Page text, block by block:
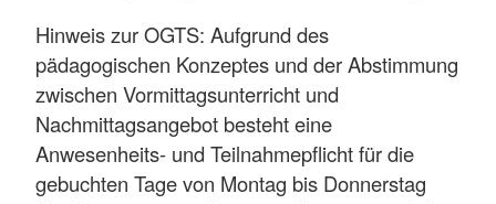
Hinweis zur OGTS: Aufgrund des
pädagogischen Konzeptes und der Abstimmung
zwischen Vormittagsunterricht und
Nachmittagsangebot besteht eine
Anwesenheits- und Teilnahmepflicht für die
gebuchten Tage von Montag bis Donnerstag